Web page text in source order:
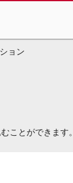
ョン
ことができます。